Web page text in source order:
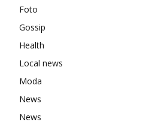
Foto
Gossip
Health
Local news
Moda
News
News